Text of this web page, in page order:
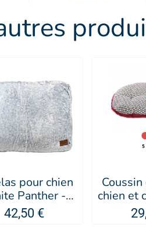
pour chien
Panther -
Doogy
42,50 €
chien et